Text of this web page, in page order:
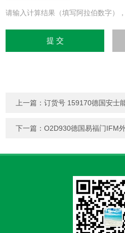
请输入计算结果（填写阿拉伯数字）
上一篇：订货号 159170德国安士
下一篇：O2D930德国易福门IFM